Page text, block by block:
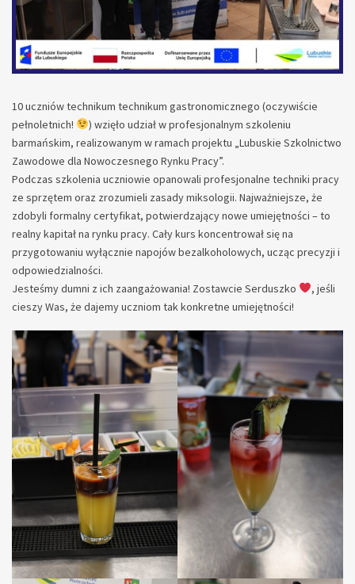
10 uczniów technikum technikum gastronomicznego (oczywiście
pełnoletnich!
) wzięło udział w profesjonalnym szkoleniu
barmańskim, realizowanym w ramach projektu „Lubuskie Szkolnictwo
Zawodowe dla Nowoczesnego Rynku Pracy”.
Podczas szkolenia uczniowie opanowali profesjonalne techniki pracy
ze sprzętem oraz zrozumieli zasady miksologii. Najważniejsze, że
zdobyli formalny certyfikat, potwierdzający nowe umiejętności – to
realny kapitał na rynku pracy. Cały kurs koncentrował się na
przygotowaniu wyłącznie napojów bezalkoholowych, ucząc precyzji i
odpowiedzialności.
Jesteśmy dumni z ich zaangażowania! Zostawcie Serduszko
, jeśli
cieszy Was, że dajemy uczniom tak konkretne umiejętności!